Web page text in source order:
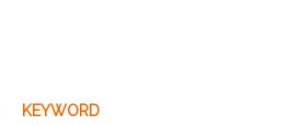
KEYWORD